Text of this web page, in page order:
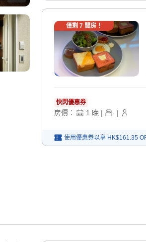
僅剩 7間房！
快閃優惠券
房價： 1 晚 | |
使用優惠券以享 HK$161.35